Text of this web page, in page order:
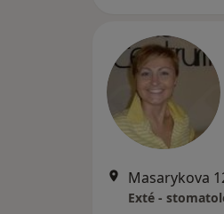
Masarykova
Exté -